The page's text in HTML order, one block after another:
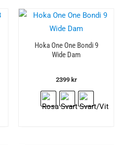
Hoka One One Bondi 9
Wide Dam
2399 kr